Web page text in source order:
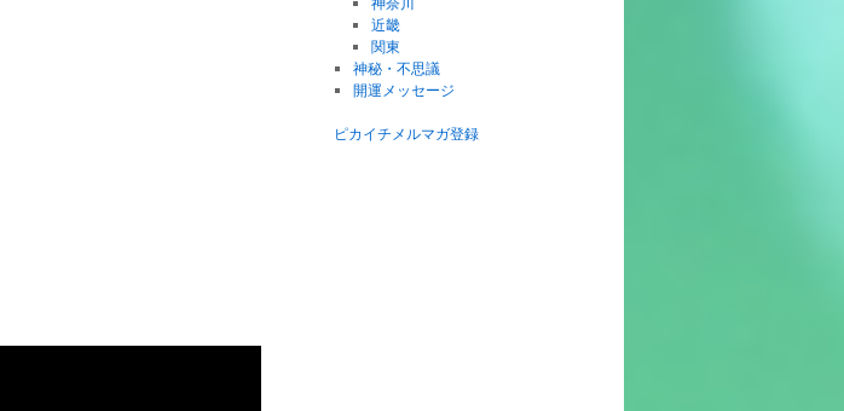
近畿
関東
神秘・不思議
開運メッセージ
ピカイチメルマガ登録